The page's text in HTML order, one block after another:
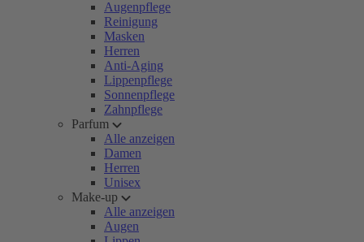
Augenpflege
Reinigung
Masken
Herren
Anti-Aging
Lippenpflege
Sonnenpflege
Zahnpflege
Parfum
Alle anzeigen
Damen
Herren
Unisex
Make-up
Alle anzeigen
Augen